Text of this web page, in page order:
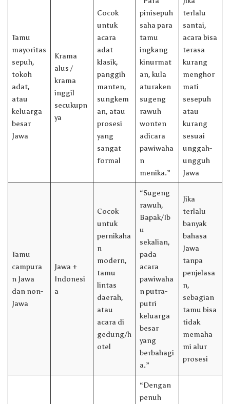
Tamu
mayoritas
sepuh,
tokoh
adat,
atau
keluarga
besar
Jawa
Krama
alus /
krama
inggil
secukupn
ya
Cocok
untuk
acara
adat
klasik,
panggih
manten,
sungkem
an, atau
prosesi
yang
sangat
formal
pinisepuh
saha para
tamu
ingkang
kinurmat
an, kula
aturaken
sugeng
rawuh
wonten
adicara
pawiwaha
n
menika.”
terlalu
santai,
acara bisa
terasa
kurang
menghor
mati
sesepuh
atau
kurang
sesuai
unggah-
ungguh
Jawa
Tamu
campura
n Jawa
dan non-
Jawa
Jawa +
Indonesi
a
Cocok
untuk
pernikaha
n
modern,
tamu
lintas
daerah,
atau
acara di
gedung/h
otel
“Sugeng
rawuh,
Bapak/Ib
u
sekalian,
pada
acara
pawiwaha
n putra-
putri
keluarga
besar
yang
berbahagi
a.”
Jika
terlalu
banyak
bahasa
Jawa
tanpa
penjelasa
n,
sebagian
tamu bisa
tidak
memaha
mi alur
prosesi
“Dengan
penuh